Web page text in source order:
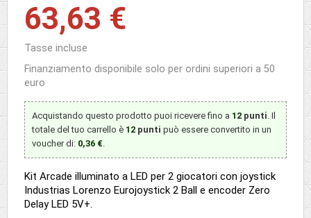
63,63 €
Tasse incluse
Finanziamento disponibile solo per ordini superiori a 50
euro
Acquistando questo prodotto puoi ricevere fino a 12 punti. Il
totale del tuo carrello è 12 punti può essere convertito in un
voucher di: 0,36 €.
Kit Arcade illuminato a LED per 2 giocatori con joystick
Industrias Lorenzo Eurojoystick 2 Ball e encoder Zero
Delay LED 5V+.